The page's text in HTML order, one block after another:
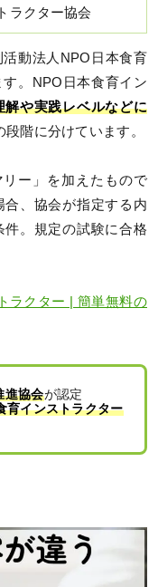
ラクター協会
動法人NPO日本食育
。NPO日本食育イン
解や実践レベルなどに
階に分けています。
ー」を加えたもので
、協会が指定する内
。規定の試験に合格
ラクター | 簡単無料の
進協会が認定
育インストラクター